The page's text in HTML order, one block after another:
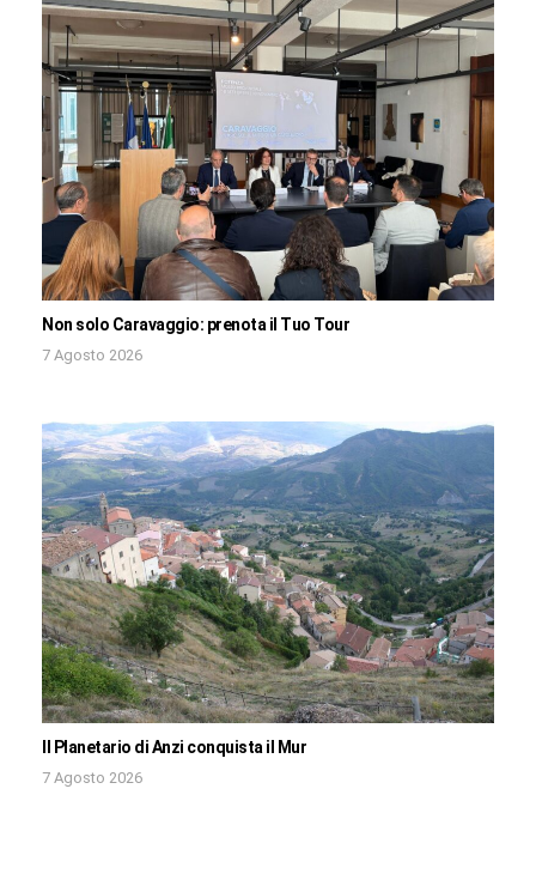
Non solo Caravaggio: prenota il Tuo Tour
7 Agosto 2026
Il Planetario di Anzi conquista il Mur
7 Agosto 2026